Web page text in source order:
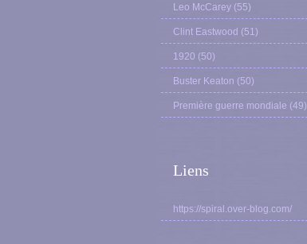
Leo McCarey (55)
Clint Eastwood (51)
1920 (50)
Buster Keaton (50)
Première guerre mondiale (49)
Liens
https://spiral.over-blog.com/